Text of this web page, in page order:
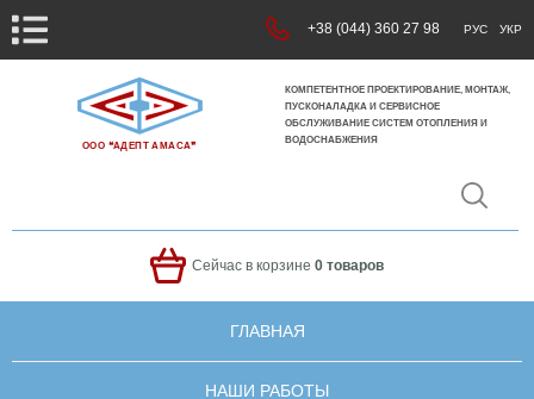
+38 (044) 360 27 98 РУС УКР
ООО ❝АДЕПТ АМАСА❞
КОМПЕТЕНТНОЕ ПРОЕКТИРОВАНИЕ, МОНТАЖ,
ПУСКОНАЛАДКА И СЕРВИСНОЕ
ОБСЛУЖИВАНИЕ СИСТЕМ ОТОПЛЕНИЯ И
ВОДОСНАБЖЕНИЯ
Сейчас в корзине 0 товаров
ГЛАВНАЯ
НАШИ РАБОТЫ